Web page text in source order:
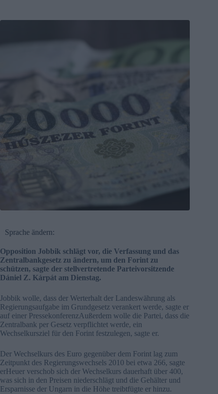
Sprache ändern:
Opposition Jobbik schlägt vor, die Verfassung und das
Zentralbankgesetz zu ändern, um den Forint zu
schützen, sagte der stellvertretende Parteivorsitzende
Dániel Z. Kárpát am Dienstag.
Jobbik wolle, dass der Werterhalt der Landeswährung als
Regierungsaufgabe im Grundgesetz verankert werde, sagte er
auf einer PressekonferenzAußerdem wolle die Partei, dass die
Zentralbank per Gesetz verpflichtet werde, ein
Wechselkursziel für den Forint festzulegen, sagte er.
Der Wechselkurs des Euro gegenüber dem Forint lag zum
Zeitpunkt des Regierungswechsels 2010 bei etwa 266, sagte
erHeuer verschob sich der Wechselkurs dauerhaft über 400,
was sich in den Preisen niederschlägt und die Gehälter und
Ersparnisse der Ungarn in die Höhe treibtfügte er hinzu.